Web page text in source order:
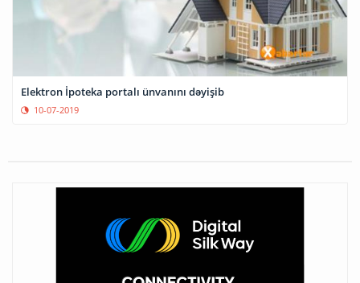
Elektron İpoteka portalı ünvanını dəyişib
10-07-2019